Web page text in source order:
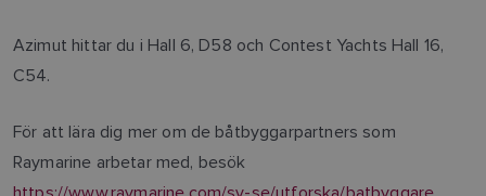
Azimut hittar du i Hall 6, D58 och Contest Yachts Hall 16,
C54.
För att lära dig mer om de båtbyggarpartners som
Raymarine arbetar med, besök